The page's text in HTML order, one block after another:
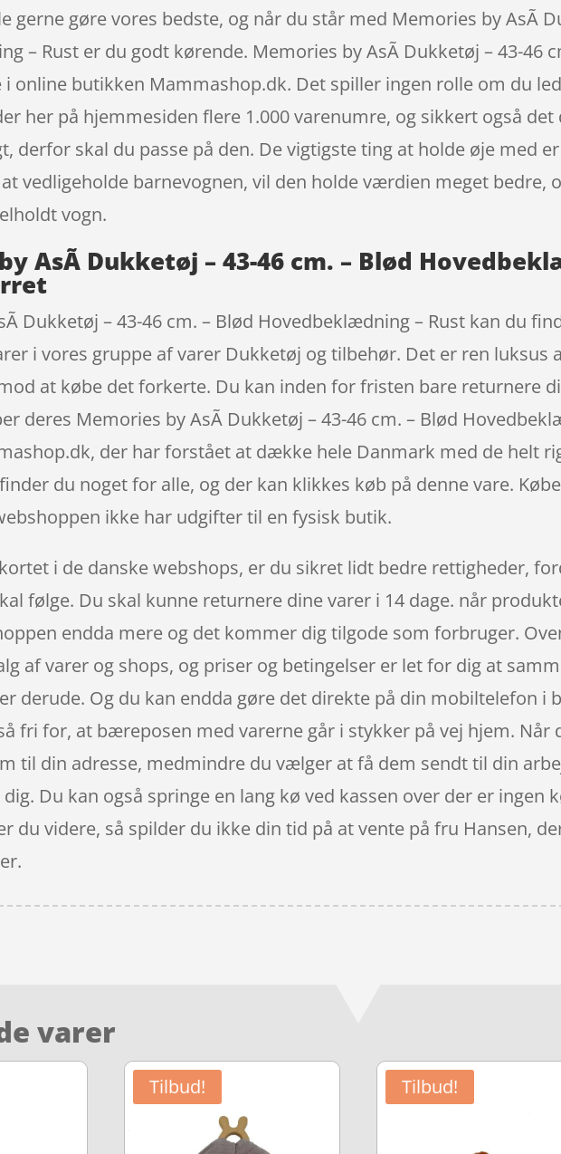
gerne gøre vores bedste, og når du står med Memories by AsÃ­
– Rust er du godt kørende. Memories by AsÃ­ Dukketøj – 43-46
i online butikken Mammashop.dk. Det spiller ingen rolle om du
her på hjemmesiden flere 1.000 varenumre, og sikkert også
derfor skal du passe på den. De vigtigste ting at holde øje med
vedligeholde barnevognen, vil den holde værdien meget bedre,
vogn.
AsÃ­ Dukketøj – 43-46 cm. – Blød
Dukketøj – 43-46 cm. – Blød Hovedbeklædning – Rust kan du
i vores gruppe af varer Dukketøj og tilbehør. Det er ren luksus
at købe det forkerte. Du kan inden for fristen bare returnere
deres Memories by AsÃ­ Dukketøj – 43-46 cm. – Blød
der har forstået at dække hele Danmark med de helt
du noget for alle, og der kan klikkes køb på denne vare.
ikke har udgifter til en fysisk butik.
i de danske webshops, er du sikret lidt bedre rettigheder,
følge. Du skal kunne returnere dine varer i 14 dage. når
endda mere og det kommer dig tilgode som forbruger.
af varer og shops, og priser og betingelser er let for dig at
derude. Og du kan endda gøre det direkte på din mobiltelefon i
fri for, at bæreposen med varerne går i stykker på vej hjem.
til din adresse, medmindre du vælger at få dem sendt til din
Du kan også springe en lang kø ved kassen over der er ingen
du videre, så spilder du ikke din tid på at vente på fru Hansen,
varer
Tilbud! Tilbud!